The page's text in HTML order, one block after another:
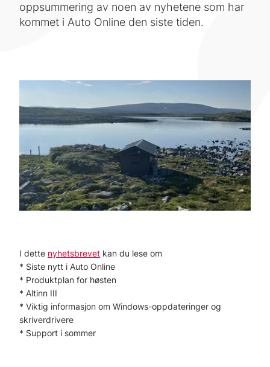
oppsummering av noen av nyhetene som har
kommet i Auto Online den siste tiden.
I dette nyhetsbrevet kan du lese om
* Siste nytt i Auto Online
* Produktplan for høsten
* Altinn III
* Viktig informasjon om Windows-oppdateringer og
skriverdrivere
* Support i sommer